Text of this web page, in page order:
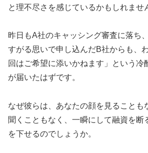
と理不尽さを感じているかもしれませ
昨日もA社のキャッシング審査に落ち
すがる思いで申し込んだB社からも、
回はご希望に添いかねます」という冷
が届いたはずです。
なぜ彼らは、あなたの顔を見ることも
聞くこともなく、一瞬にして融資を断
を下せるのでしょうか。